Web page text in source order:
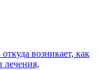
возникает, как
лечения,